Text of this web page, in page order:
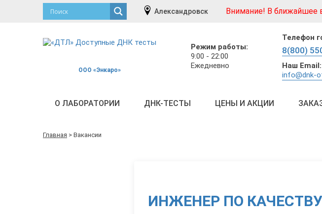
Александровск Внимание! В
ООО «Энкаро»
Режим работы:
9:00 - 22:00
Ежедневно
Телефон
8(800)
Наш Email:
info@dnk-
О ЛАБОРАТОРИИ ДНК-ТЕСТЫ ЦЕНЫ И АКЦИИ
Главная > Вакансии
ИНЖЕНЕР ПО